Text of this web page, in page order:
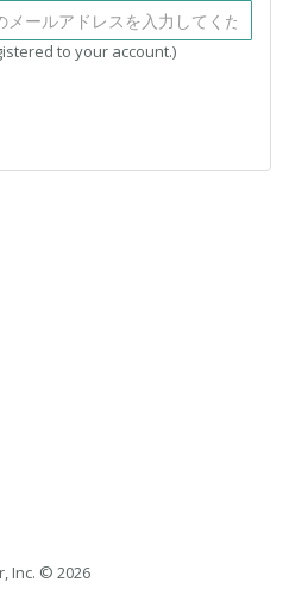
to your account.)
Inc. © 2026